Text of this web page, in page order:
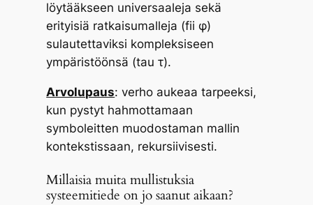
löytääkseen universaaleja sekä
erityisiä ratkaisumalleja (fii φ)
sulautettaviksi kompleksiseen
ympäristöönsä (tau τ).
Arvolupaus: verho aukeaa tarpeeksi,
kun pystyt hahmottamaan
symboleitten muodostaman mallin
kontekstissaan, rekursiivisesti.
Millaisia muita mullistuksia
systeemitiede on jo saanut aikaan?